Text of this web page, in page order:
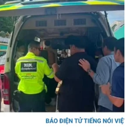
Quân sự - Quốc phòng
Vũ khí
Việt Nam
Phân tích